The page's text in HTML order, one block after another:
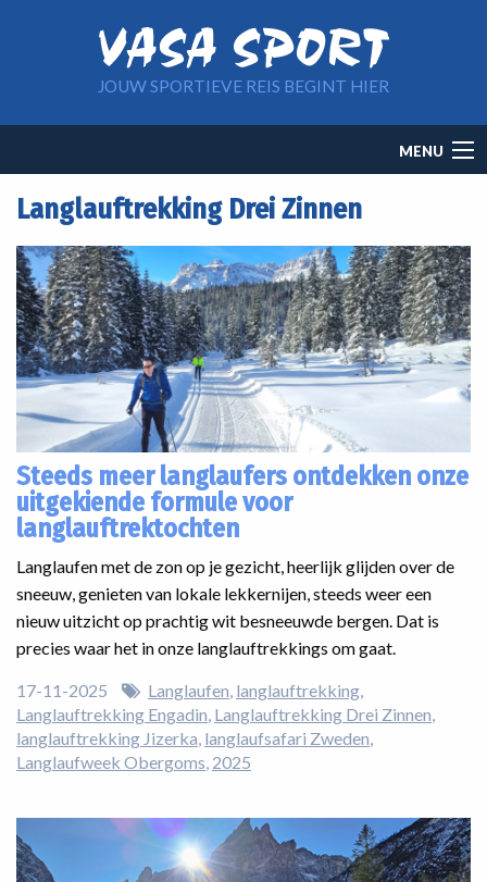
JOUW SPORTIEVE REIS BEGINT HIER
navigation
MENU
Langlauftrekking Drei Zinnen
Steeds meer langlaufers ontdekken onze
uitgekiende formule voor
langlauftrektochten
Langlaufen met de zon op je gezicht, heerlijk glijden over de
sneeuw, genieten van lokale lekkernijen, steeds weer een
nieuw uitzicht op prachtig wit besneeuwde bergen. Dat is
precies waar het in onze langlauftrekkings om gaat.
17-11-2025 Langlaufen langlauftrekking
Langlauftrekking Engadin Langlauftrekking Drei Zinnen
langlauftrekking Jizerka langlaufsafari Zweden
Langlaufweek Obergoms 2025